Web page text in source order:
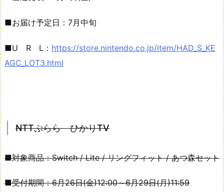
■お届け予定日：7月中旬
■U R L： https://store.nintendo.co.jp/item/HAD_S_KE
AGC_LOT3.html
NTTぷらら ひかりTV
■対象商品：Switch / Lite / リングフィット / あつ森セット
■受付期間：6月26日(金)12:00～6月29日(月)11:59